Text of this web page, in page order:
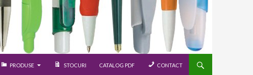
PRODUSE STOCURI CATALOG PDF CONTACT